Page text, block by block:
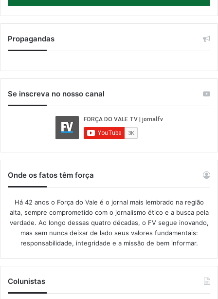
Propagandas
Se inscreva no nosso canal
Onde os fatos têm força
Há 42 anos o Força do Vale é o jornal mais lembrado na região
alta, sempre comprometido com o jornalismo ético e a busca pela
verdade. Ao longo dessas quatro décadas, o FV segue inovando,
mas sem nunca deixar de lado seus valores fundamentais:
responsabilidade, integridade e a missão de bem informar.​
Colunistas